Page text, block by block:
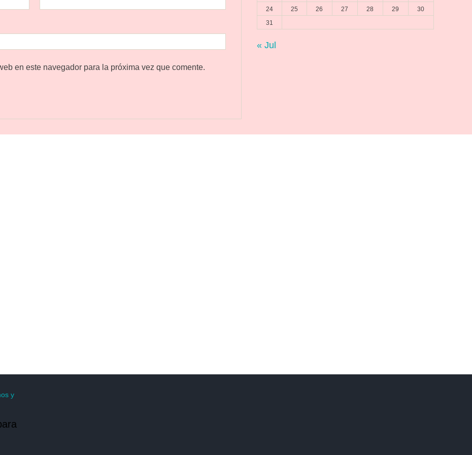
en este navegador para la próxima vez que comente.
24
25 26 27 28 29
30
31
« Jul